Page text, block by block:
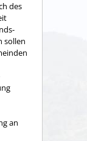
des
sollen
an